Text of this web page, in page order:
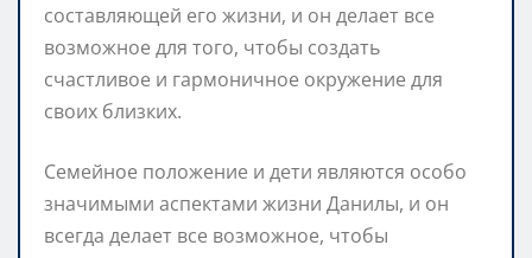
составляющей его жизни, и он делает все
возможное для того, чтобы создать
счастливое и гармоничное окружение для
своих близких.
Семейное положение и дети являются особо
значимыми аспектами жизни Данилы, и он
всегда делает все возможное, чтобы